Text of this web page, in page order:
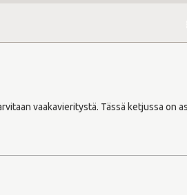
vaakavieritystä. Tässä ketjussa on